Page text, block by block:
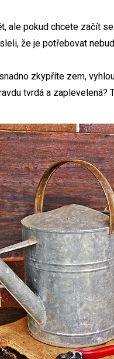
ale pokud chcete začít
že je potřebovat
zkypříte zem,
tvrdá a